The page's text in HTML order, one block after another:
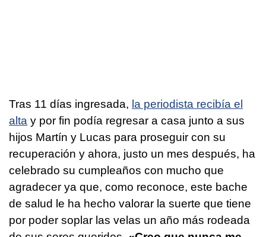
Tras 11 días ingresada, la periodista recibía el
alta y por fin podía regresar a casa junto a sus
hijos Martín y Lucas para proseguir con su
recuperación y ahora, justo un mes después, ha
celebrado su cumpleaños con mucho que
agradecer ya que, como reconoce, este bache
de salud le ha hecho valorar la suerte que tiene
por poder soplar las velas un año más rodeada